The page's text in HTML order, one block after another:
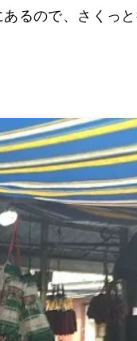
るので、さくっ